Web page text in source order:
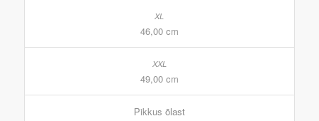
46,00 cm
49,00 cm
Pikkus õlast